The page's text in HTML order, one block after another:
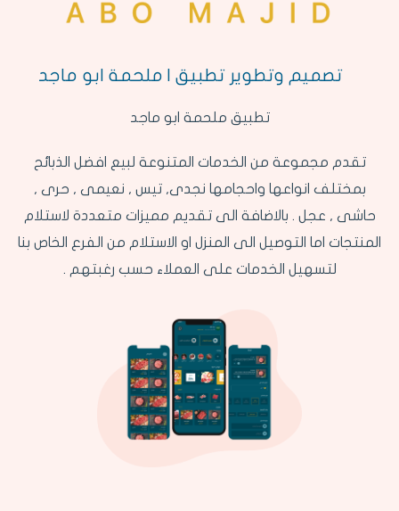
تصميم وتطوير تطبيق | ملحمة ابو ماجد
تطبيق ملحمة ابو ماجد
تقدم مجموعة من الخدمات المتنوعة لبيع افضل الذبائح
بمختلف انواعها واحجامها نجدى, تيس , نعيمى , حرى ,
حاشى , عجل . بالاضافة الى تقديم مميزات متعددة لاستلام
المنتجات اما التوصيل الى المنزل او الاستلام من الفرع الخاص بنا
لتسهيل الخدمات على العملاء حسب رغبتهم .